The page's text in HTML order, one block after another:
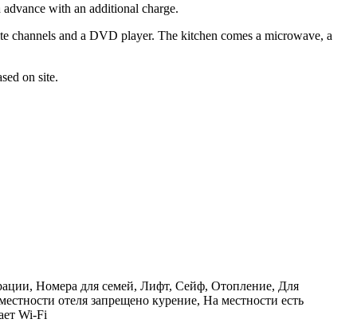
with an additional charge.
channels and a DVD player. The kitchen comes a microwave, a
on site.
Номера для семей, Лифт, Сейф, Отопление, Для
отеля запрещено курение, На местности есть
Wi-Fi